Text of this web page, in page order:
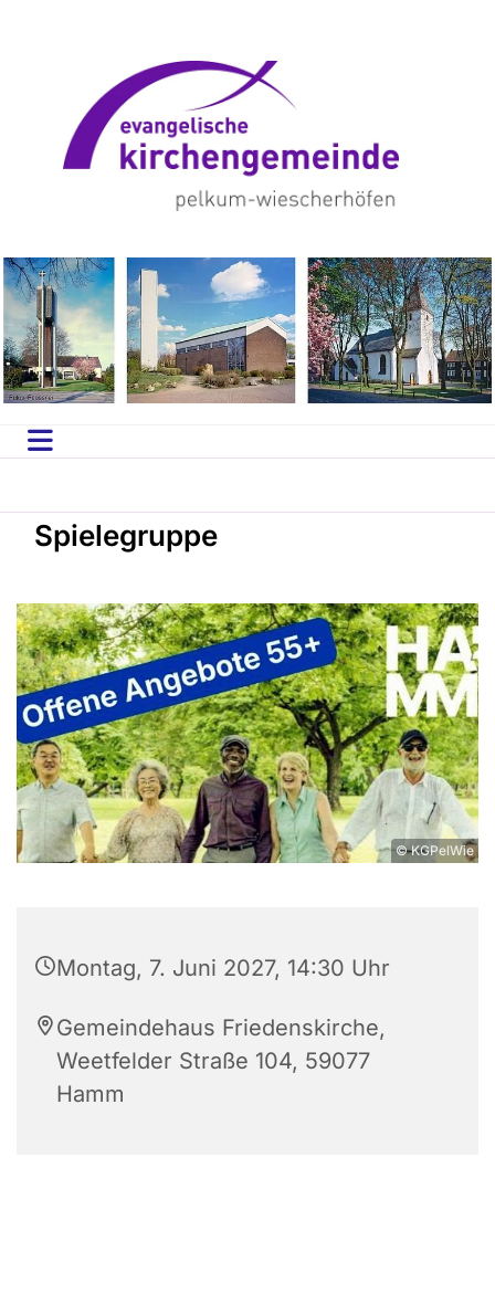
Spielegruppe
© KGPelWie
Montag, 7. Juni 2027, 14:30 Uhr
Gemeindehaus Friedenskirche,
Weetfelder Straße 104, 59077
Hamm